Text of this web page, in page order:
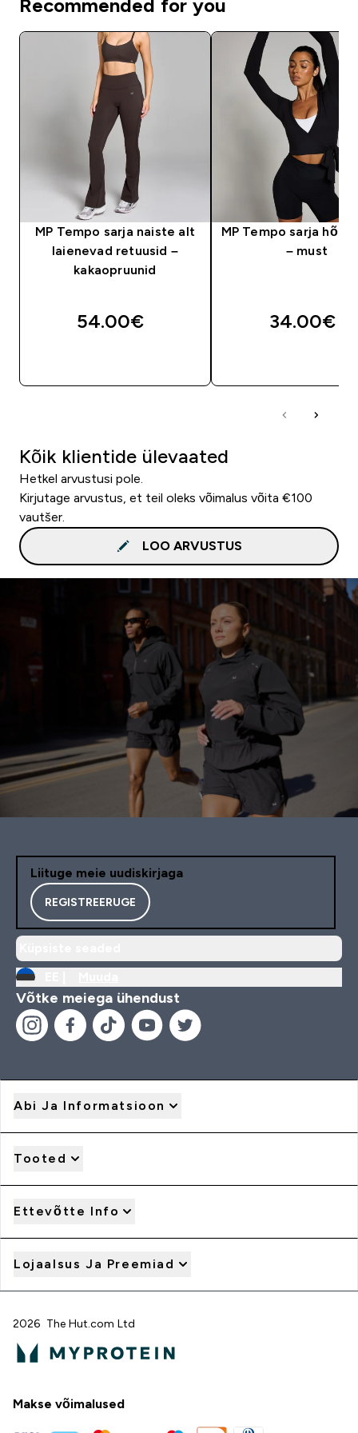
Recommended for you
MP Tempo sarja naiste alt
laienevad retuusid –
kakaopruunid
54.00€‎
MP Tempo sarja
– must
34.00€‎
Kõik klientide ülevaated
Hetkel arvustusi pole.
Kirjutage arvustus, et teil oleks võimalus võita €100
vautšer.
LOO ARVUSTUS
Liituge meie uudiskirjaga
REGISTREERUGE
Võtke meiega ühendust
Abi Ja Informatsioon
Tooted
Ettevõtte Info
Lojaalsus Ja Preemiad
2026 The Hut.com Ltd
Makse võimalused